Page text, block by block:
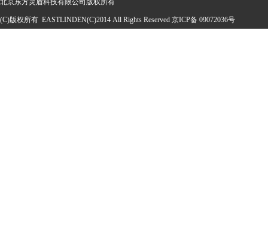
北京东方灵盾科技有限公司版权所有
(C)版权所有 EASTLINDEN(C)2014 All Rights Reserved 京ICP备 09072036号